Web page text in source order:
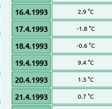
16.4.1993 2.9 °C
17.4.1993 -1.8 °C
18.4.1993 -0.6 °C
19.4.1993 9.4 °C
20.4.1993 1.3 °C
21.4.1993 0.7 °C